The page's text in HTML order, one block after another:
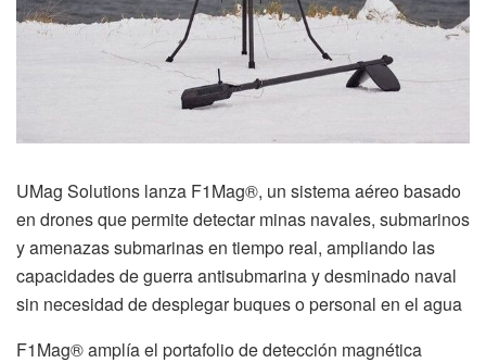
UMag Solutions lanza F1Mag®, un sistema aéreo basado
en drones que permite detectar minas navales, submarinos
y amenazas submarinas en tiempo real, ampliando las
capacidades de guerra antisubmarina y desminado naval
sin necesidad de desplegar buques o personal en el agua
F1Mag® amplía el portafolio de detección magnética